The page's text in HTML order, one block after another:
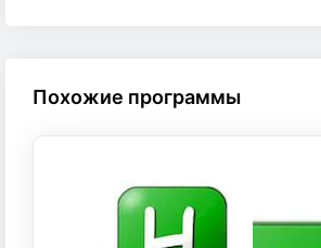
Похожие программы